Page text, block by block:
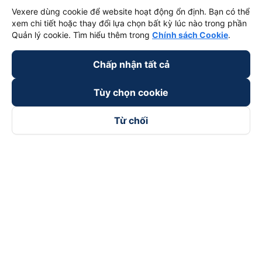
Vexere dùng cookie để website hoạt động ổn định. Bạn có thể
xem chi tiết hoặc thay đổi lựa chọn bất kỳ lúc nào trong phần
Quản lý cookie. Tìm hiểu thêm trong Chính sách Cookie.
Chấp nhận tất cả
Tùy chọn cookie
Từ chối